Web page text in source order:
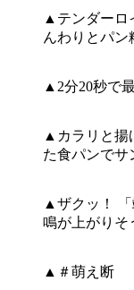
▲テンダーロ
んわりとパン
▲2分20秒で
▲カラリと揚
た食パンでサ
▲ザクッ！
鳴が上がり
▲＃萌え断